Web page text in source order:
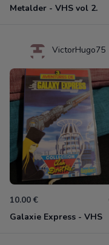
Metalder - VHS vol 2.
VictorHugo75
10.00 €
Galaxie Express - VHS